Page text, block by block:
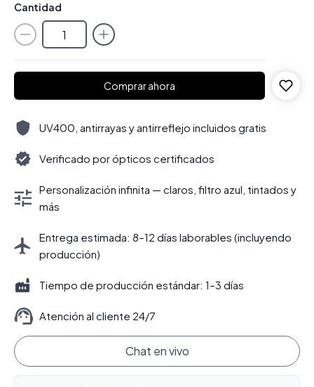
Cantidad
Comprar ahora
UV400, antirrayas y antirreflejo incluidos gratis
Verificado por ópticos certificados
Personalización infinita — claros, filtro azul, tintados y
más
Entrega estimada: 8–12 días laborables (incluyendo
producción)
Tiempo de producción estándar: 1–3 días
Atención al cliente 24/7
Chat en vivo